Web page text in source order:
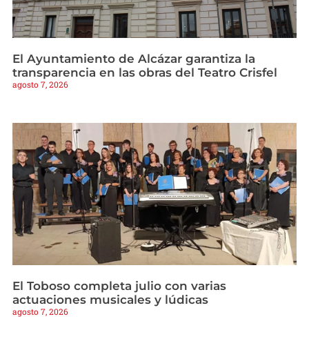
El Ayuntamiento de Alcázar garantiza la
transparencia en las obras del Teatro Crisfel
agosto 7, 2026
El Toboso completa julio con varias
actuaciones musicales y lúdicas
agosto 7, 2026